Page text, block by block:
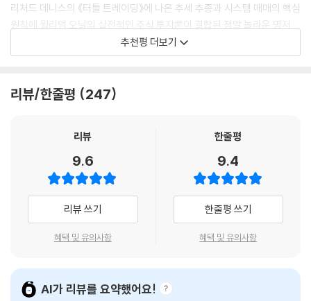
이런 말이 익숙하게 들리는가? 당신은 어떤 주식을 35달러에 매수했고, 3
2달러에 매도하기를 주저한다. 뒤이어 주가는 26달러까지 떨어진다. 이제
매수가인 35달러에라도 매도할 수 있다면 기쁠 것이다. 그러나 주가는 16
었는데 왜 26달러나 심지어 32달러에 팔지 않았지?’라고 생각한다. 투자
자들이 이런 상황에 처하는 이유는 리스크에 대처하기 위한 적절한 계획
며, 그러기 위해서는 절제력이 필요하다. 그 부분은 내가 해줄 수 없다. 다
만 어떻게 하면 되는지는 가르쳐줄 수 있다.
주식판이 당신에게 불리하다거나 개미 투자자는 이길 수 없다거나 전문가
만 시장에서 돈을 번다고 말하지 마라! 핑계에 불과하다. 나는 15살에 학교
를 중퇴해서 돈도 없고, 배운 것도 없었다. 하지만 지금 그런 나도 주식시장
각해보라! 당신이 나보다 나은 성과를 거두지 못할 이유가 없다. 현명한 사
람은 실수로부터 배운다고 한다. 나는 여기서 한발 더 나아가 정말로 현명
설명하고 있지만, 그는 그 역시 100% 맞는다고 말하지 않는다. 그가 말하
는 확률은 50%다. 즉 그는 50%의 확률을 만들고자 많은 노력을 기울였
2. 펀더멘털: 대다수의 초고수익 구간은 영업이익, 매출, 마진이 개선되며
나타났다. 이 요건은 대개 초고수익 구간이 시작되기 전에 실현된다.
3. 재료: 크게 상승하는 모든 종목의 이면에는 재료가 있다. 재료가 항상 쉽
게 드러나는 것은 아니다. 그러나 기업의 이야기를 조금만 조사해보면 초
고수익 잠재력을 지닌 종목에 대한 팁을 얻을 수 있다.
4. 매수 지점: 대다수 초고수익 종목은 리스크는 적지만 급등할 수 있는 포
인트를 적어도 한 번, 때로는 여러 번 제공한다. 매수 타이밍을 잡는 일은
경우가 생기거나 돌파 후 다시 매수 시점 이하로 떨어질 때 빨리 매도하지
못해서 큰 손실을 입는다. 반면 강세장에서 매수 타이밍을 잘 잡으면 대규
리처드 데니스의 《터틀 트레이딩》에 나온 추세 추종과 시스템 매매의 핵심
원칙에 윌리엄 오닐의 실전적인 주식 투자론이 결합된 정말 놀라운 명저
로, 솔직히 혼자만 보고 싶은 책이다.
마크의 책은 모든 투자자의 책꽂이에 있어야 한다. 성장주 투자에 관해 내
- 데이비드 라이언 (3회 연속 전미투자대회 우승자)
대다수 트레이더는 미너비니가 기록한 최악의 수익률인 128퍼센트를 기
- 잭 슈웨거 (『시장의 마법사들』 저자)
- [BookAuthority]
추천평 더보기
리뷰/한줄평 247
리뷰
9.6
리뷰 쓰기
혜택 및 유의사항
한줄평
9.4
한줄평 쓰기
혜택 및 유의사항
AI가 리뷰를 요약했어요!